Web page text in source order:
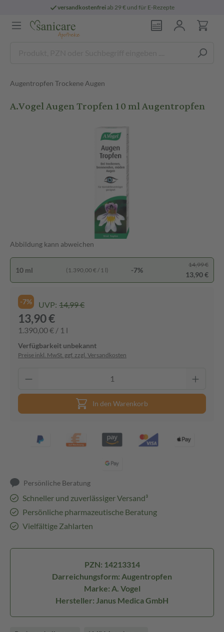
versandkostenfreiab 29 € und für E-Rezepte
Augentropfen Trockene Augen
A.Vogel Augen Tropfen 10 ml Augentropfen
Abbildung kann abweichen
10 ml (1.390,00 € / 1 l) -7%
14,99 €
13,90 €
-7% UVP: 14,99 €
13,90 €
1.390,00 € / 1 l
Verfügbarkeit unbekannt
Preise inkl. MwSt. ggf. zzgl. Versandkosten
In den Warenkorb
Persönliche Beratung
Schneller und zuverlässiger Versand³
Persönliche pharmazeutische Beratung
Vielfältige Zahlarten
PZN: 14213314
Darreichungsform: Augentropfen
Marke: A. Vogel
Hersteller: Janus Medica GmbH